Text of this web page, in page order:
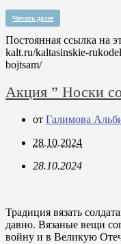
Читать далее
Постоянная ссылка на
kalt.ru/kaltasinskie-
bojtsam/
Акция ” Носки
от Галимова
28.10.2024
28.10.2024
Традиция вязать
давно. Вязаные вещи
войну и в Великую